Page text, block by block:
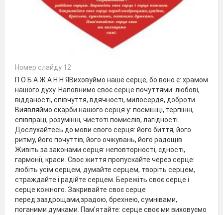
Номер слайду 12
П О Б А Ж А Н Н ЯВиховуймо наше серце, бо воно є: храмом
нашого духу. Наповнимо своє серце почуттями: любові,
відданості, співчуття, вдячності, милосердя, доброти.
Виявляймо скарби нашого серця у: посмішці, терпінні,
співпраці, розумінні, чистоті помислів, лагідності.
Дослухайтесь до мови свого серця: його биття, його
ритму, його почуттів, його очікувань, його радощів.
Живіть за законами серця: неповторності, єдності,
гармонії, краси. Своє життя пропускайте через серце:
любіть усім серцем, думайте серцем, творіть серцем,
страждайте і радійте серцем. Бережіть своє серце і
серце кожного. Закривайте своє серце
перед:заздрощами,зрадою, брехнею, сумнівами,
поганими думками. Пам’ятайте: серце своє ми виховуємо